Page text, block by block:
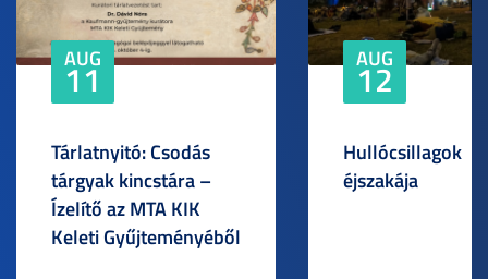
AUG
11
Tárlatnyitó: Csodás
tárgyak kincstára –
Ízelítő az MTA KIK
Keleti Gyűjteményéből
AUG
12
Hullócsillagok
éjszakája